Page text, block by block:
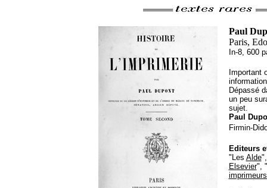
Paul
Paris,
In-8, 600
Important
Dépassé
un peu
sujet.
Paul
Firmin-
Editeurs
"Les Alde
Elsevier", "